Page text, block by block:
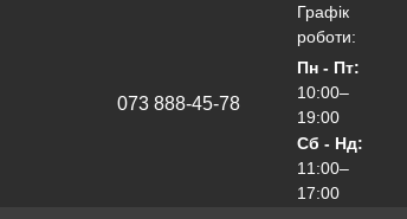
073 888-45-78
Графік
роботи:
Пн - Пт:
10:00–
19:00
Сб - Нд:
11:00–
17:00